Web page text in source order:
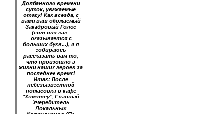
Долбанного времени
суток, уважаемые
отаку! Как всегда, с
вами ваш обожаемый
Закадровый Голос
(вот оно как -
оказывается с
больших букв...), и я
собираюсь
рассказать вам то,
что произошло в
жизни наших героев за
последнее время!
Итак: После
небезызвестной
потасовки в кафе
"Химитсу", Главный
Учередитель
Локальных